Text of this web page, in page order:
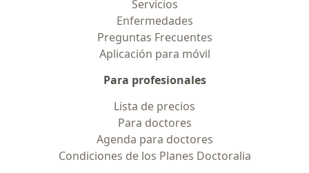
Servicios
Enfermedades
Preguntas Frecuentes
Aplicación para móvil
Para profesionales
Lista de precios
Para doctores
Agenda para doctores
Condiciones de los Planes Doctoralia